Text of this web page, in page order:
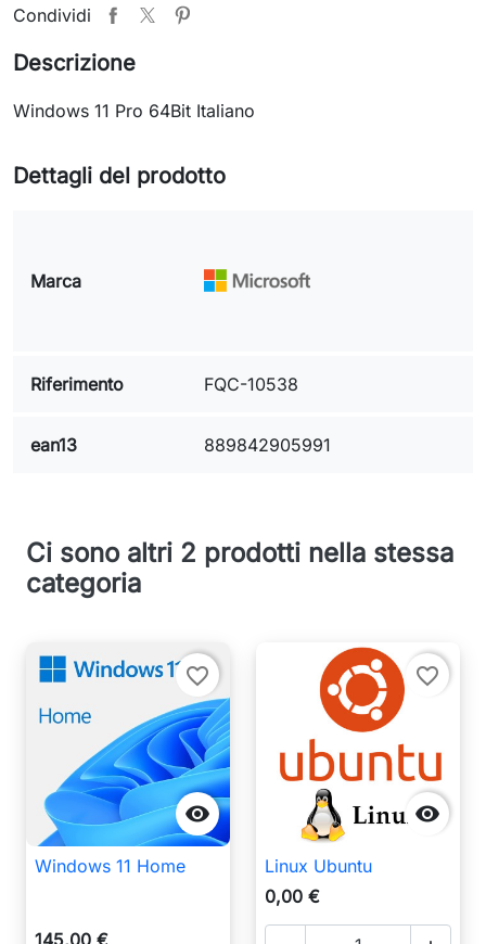
Condividi
Descrizione
Windows 11 Pro 64Bit Italiano
Dettagli del prodotto
Marca
Riferimento FQC-10538
ean13 889842905991
Ci sono altri 2 prodotti nella stessa
categoria

favorite_border
Windows 11 Home
145,00 €

favorite_border
Linux Ubuntu
0,00 €